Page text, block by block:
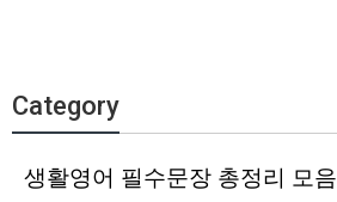
Category
생활영어 필수문장 총정리 모음